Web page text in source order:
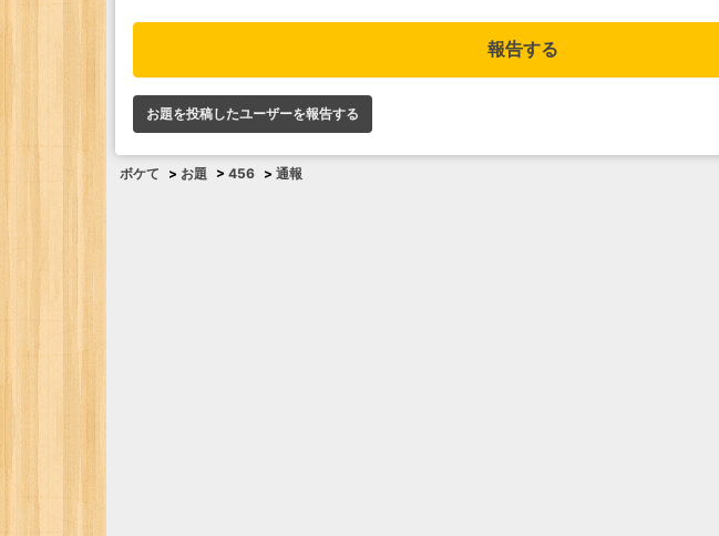
報告する
お題を投稿したユーザーを報告する
ボケて > お題 > 456 > 通報